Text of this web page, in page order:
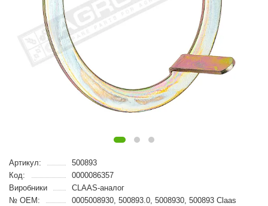
Артикул:
500893
Код:
0000086357
Виробники
CLAAS-аналог
№ OEM:
0005008930, 500893.0, 5008930, 500893 Claas